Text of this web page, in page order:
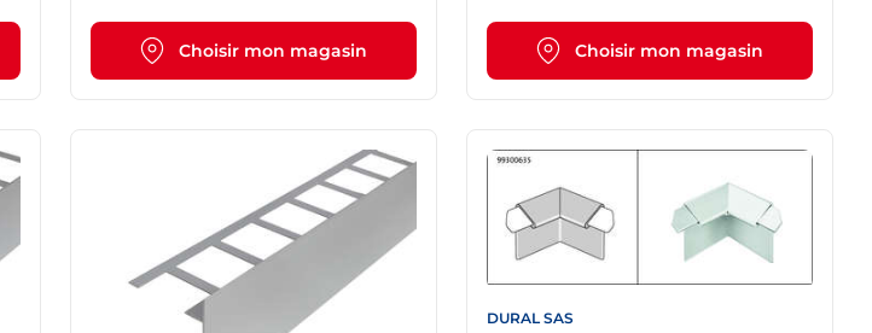
Choisir mon magasin Choisir mon magasin
DURAL SAS